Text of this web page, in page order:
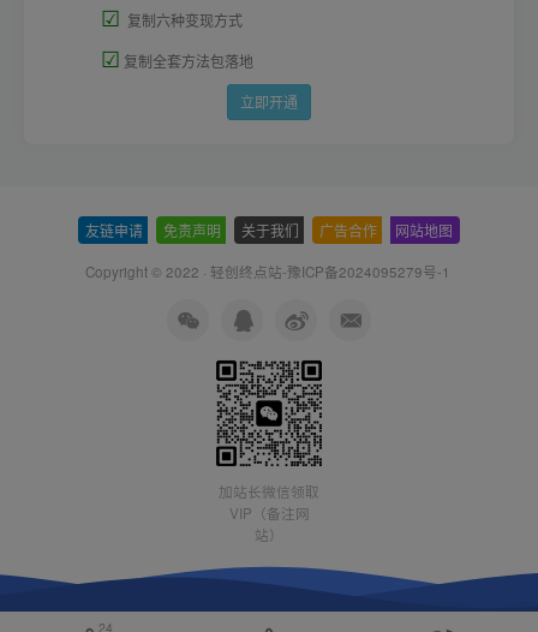
☑ 复制六种变现方式
☑ 复制全套方法包落地
立即开通
友链申请 免责声明 关于我们 广告合作 网站地图
Copyright © 2022 · 轻创终点站-豫ICP备2024095279号-1
加站长微信领取
VIP（备注网
站）
24